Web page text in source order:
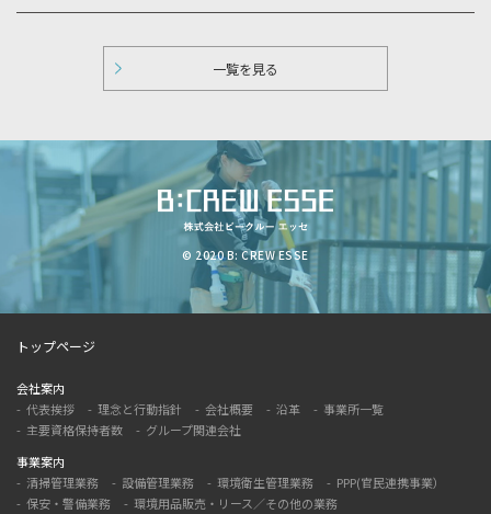
一覧を見る
© 2020 B: CREW ESSE
トップページ
会社案内
代表挨拶
理念と行動指針 会社概要 沿革
事業所一覧
主要資格保持者数
グループ関連会社
事業案内
清掃管理業務
設備管理業務 環境衛生管理業務
PPP(官民連携事業）
保安・警備業務
環境用品販売・リース／その他の業務